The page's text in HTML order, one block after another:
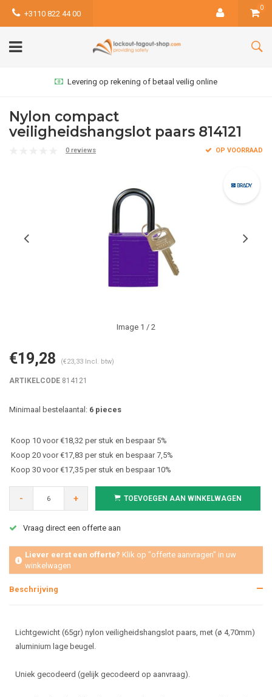
+3110 822 44 00
0
Levering op rekening of betaal veilig online
Nylon compact
veiligheidshangslot paars 814121
0 reviews OP VOORRAAD
Image 1 / 2
€19,28 (€23,33 Incl. btw)
ARTIKELCODE 814121
Minimaal bestelaantal: 6 pieces
Koop 10 voor €18,32 per stuk en bespaar 5%
Koop 20 voor €17,83 per stuk en bespaar 7,5%
Koop 30 voor €17,35 per stuk en bespaar 10%
- + TOEVOEGEN AAN WINKELWAGEN
Vraag direct een offerte aan
Liever eerst een offerte? Klik op "offerte aanvragen" in uw
winkelwagen
Beschrijving
Lichtgewicht (65gr) nylon veiligheidshangslot paars, met (ø 4,70mm)
aluminium lage beugel.
Uniek gecodeerd (gelijk gecodeerd op aanvraag).